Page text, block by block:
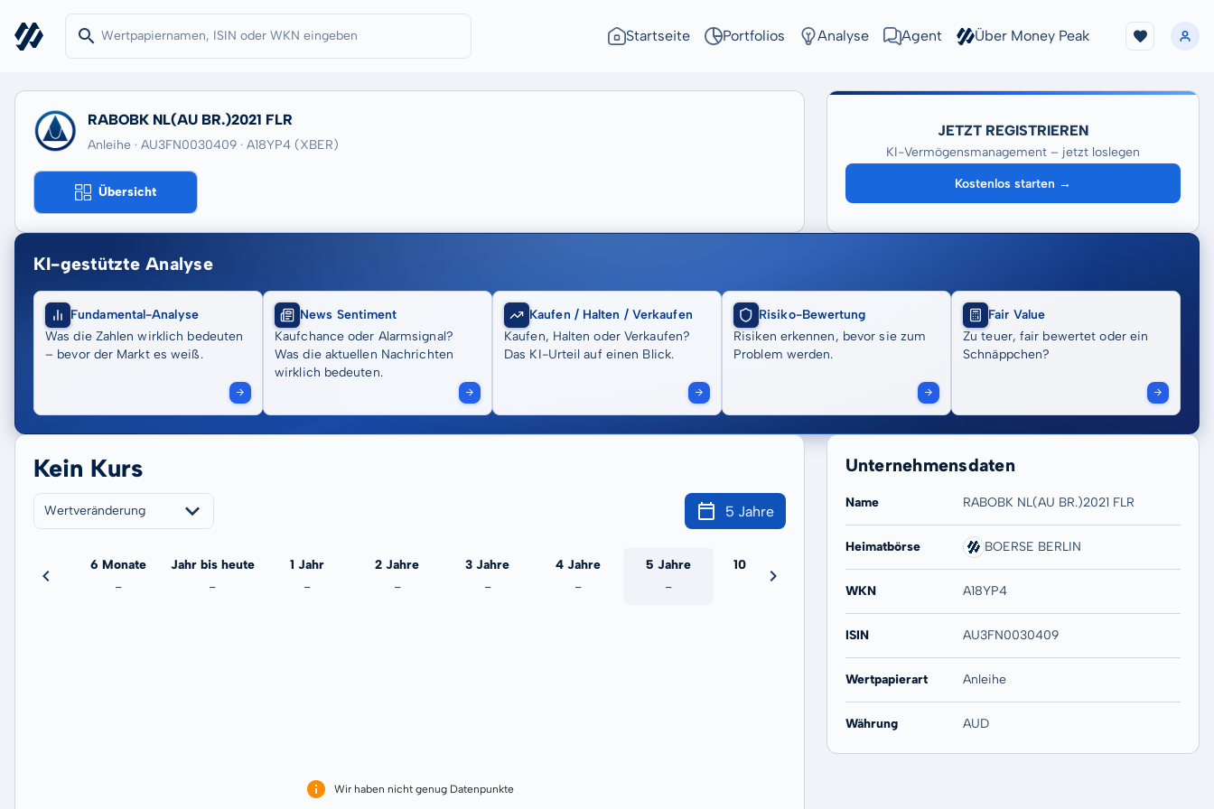
Startseite Portfolios Analyse Agent Über Money Peak
RABOBK NL(AU BR.)2021 FLR
Anleihe · AU3FN0030409 · A18YP4 (XBER)
Übersicht
JETZT REGISTRIEREN
KI-Vermögensmanagement – jetzt loslegen
Kostenlos starten →
KI-gestützte Analyse
Fundamental-Analyse
Was die Zahlen wirklich bedeuten
– bevor der Markt es weiß.
News Sentiment
Kaufchance oder Alarmsignal?
Was die aktuellen Nachrichten
wirklich bedeuten.
Kaufen / Halten / Verkaufen
Kaufen, Halten oder Verkaufen?
Das KI-Urteil auf einen Blick.
Risiko-Bewertung
Risiken erkennen, bevor sie zum
Problem werden.
Fair Value
Zu teuer, fair bewertet oder ein
Schnäppchen?
Kein Kurs
Wertveränderung 5 Jahre
6 Monate
-
Jahr bis heute
-
1 Jahr
-
2 Jahre
-
3 Jahre
-
4 Jahre
-
5 Jahre
-
10 Jahre
-
Wir haben nicht genug Datenpunkte
Unternehmensdaten
Name RABOBK NL(AU BR.)2021 FLR
Heimatbörse BOERSE BERLIN
WKN A18YP4
ISIN AU3FN0030409
Wertpapierart Anleihe
Währung AUD